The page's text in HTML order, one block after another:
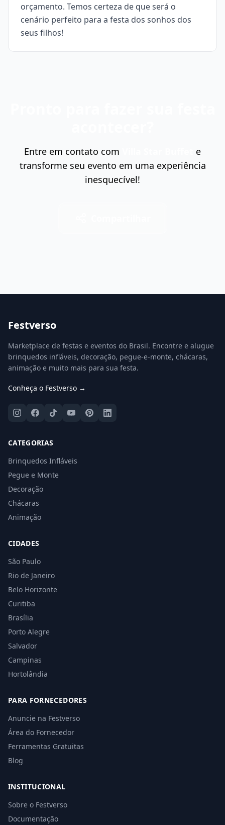
orçamento. Temos certeza de que será o
cenário perfeito para a festa dos sonhos dos
seus filhos!
Entre em contato com
e
transforme seu evento em uma experiência
inesquecível!
Festverso
Marketplace de festas e eventos do Brasil. Encontre e alugue
brinquedos infláveis, decoração, pegue-e-monte, chácaras,
animação e muito mais para sua festa.
Conheça o Festverso →
CATEGORIAS
Brinquedos Infláveis
Pegue e Monte
Decoração
Chácaras
Animação
CIDADES
São Paulo
Rio de Janeiro
Belo Horizonte
Curitiba
Brasília
Porto Alegre
Salvador
Campinas
Hortolândia
PARA FORNECEDORES
Anuncie na Festverso
Área do Fornecedor
Ferramentas Gratuitas
Blog
INSTITUCIONAL
Sobre o Festverso
Documentação